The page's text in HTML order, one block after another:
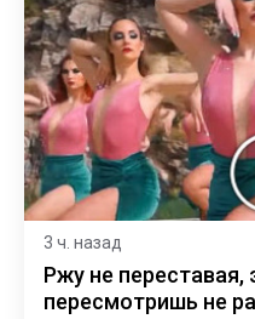
3 ч. назад
Ржу не переставая,
пересмотришь не